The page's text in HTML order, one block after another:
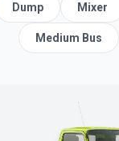
Dump Mixer
Medium Bus